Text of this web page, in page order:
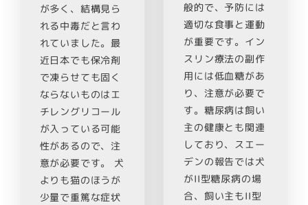
が多く、結構見ら
れる中毒だと言わ
れていました。最
近日本でも保冷剤
で凍らせても固く
ならないものはエ
チレングリコール
が入っている可能
性があるので、注
意が必要です。 犬
よりも猫のほうが
少量で重篤な症状
般的で、予防には
適切な食事と運動
が重要です。イン
スリン療法の副作
用には低血糖があ
り、注意が必要で
す。糖尿病は飼い
主の健康とも関連
しており、スエー
デンの報告では犬
がII型糖尿病の場
合、飼い主もII型